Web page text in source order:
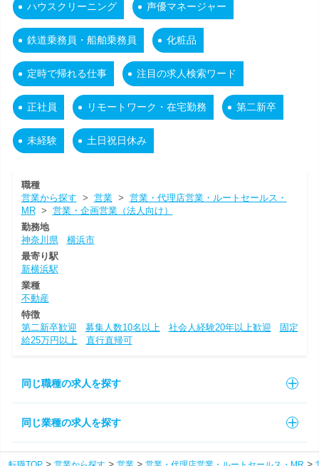
ハウスクリーニング 声優マネージャー
鉄道乗務員・船舶乗務員 化粧品
定時で帰れる仕事 注目の求人検索ワード
正社員 リモートワーク・在宅勤務 第二新卒
未経験 土日祝日休み
職種
営業から探す > 営業> 営業・代理店営業・ルートセールス・
MR> 営業・企画営業（法人向け）
勤務地
神奈川県
横浜市
最寄り駅
新横浜駅
業種
不動産
特徴
第二新卒歓迎
募集人数10名以上 社会人経験20年以上歓迎
固定
給25万円以上
直行直帰可
同じ職種の求人を探す
同じ業種の求人を探す